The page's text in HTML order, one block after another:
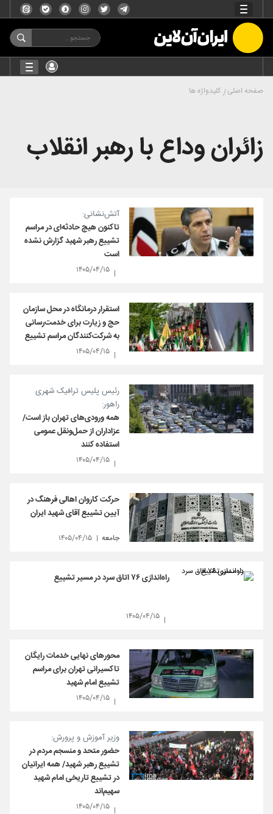
صفحه اصلی کلیدواژه ها
زائران وداع با رهبر انقلاب
آتش‌نشانی:
تاکنون هیچ حادثه‌ای در مراسم
تشییع رهبر شهید گزارش نشده
است
۱۴۰۵/۰۴/۱۵
استقرار درمانگاه در محل سازمان
حج و زیارت برای خدمت‌رسانی
به شرکت‌کنندگان مراسم تشییع
۱۴۰۵/۰۴/۱۵
رئیس پلیس ترافیک شهری
راهور:
همه ورودی‌های تهران باز است/
عزاداران از حمل‌ونقل عمومی
استفاده کنند
۱۴۰۵/۰۴/۱۵
حرکت کاروان اهالی فرهنگ در
آیین تشییع آقای شهید ایران
جامعه ۱۴۰۵/۰۴/۱۵
راه‌اندازی ۷۶ اتاق سرد در مسیر تشییع
۱۴۰۵/۰۴/۱۵
محور‌های نهایی خدمات رایگان
تاکسیرانی تهران برای مراسم
تشییع امام شهید
۱۴۰۵/۰۴/۱۵
وزیر آموزش و پرورش:
حضور متحد و منسجم مردم در
تشییع رهبر شهید/ همه ایرانیان
در تشییع تاریخی امام شهید
سهیم‌اند
۱۴۰۵/۰۴/۱۵